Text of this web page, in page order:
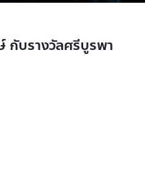
บรางวัลศรีบูรพา